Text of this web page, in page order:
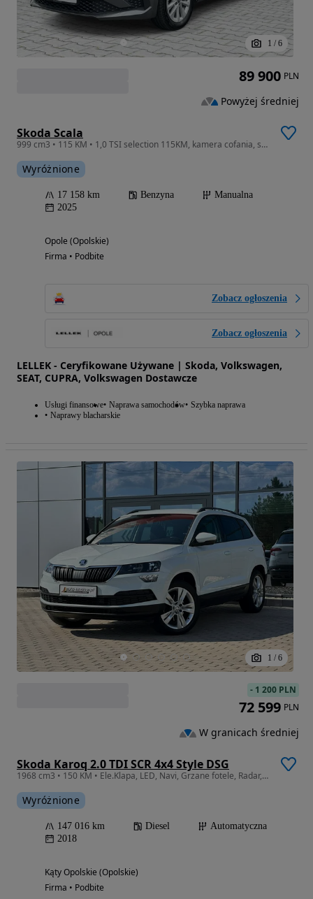
1 / 6
Skoda Scala
999 cm3 • 115 KM • 1,0 TSI selection 115KM, kamera cofania, salon Polska, serwis ASO
Wyróżnione
17 158 km Benzyna
Manualna
2025
Opole (Opolskie)
Firma • Podbite
Zobacz ogłoszenia
Zobacz ogłoszenia
LELLEK - Ceryfikowane Używane | Skoda, Volkswagen,
SEAT, CUPRA, Volkswagen Dostawcze
Usługi finansowe Naprawa samochodów Szybka naprawa
Naprawy blacharskie
89 900 PLN
Powyżej średniej
1 / 6
Skoda Karoq 2.0 TDI SCR 4x4 Style DSG
1968 cm3 • 150 KM • Ele.Klapa, LED, Navi, Grzane fotele, Radar, ALU Climatronic, GWARANCJA
Wyróżnione
147 016 km Diesel
Automatyczna
2018
Kąty Opolskie (Opolskie)
Firma • Podbite
- 1 200 PLN
72 599 PLN
W granicach średniej